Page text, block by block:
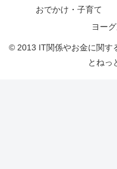
おでかけ・子育て
ヨー
© 2013 IT関係やお金に関す
とねっ